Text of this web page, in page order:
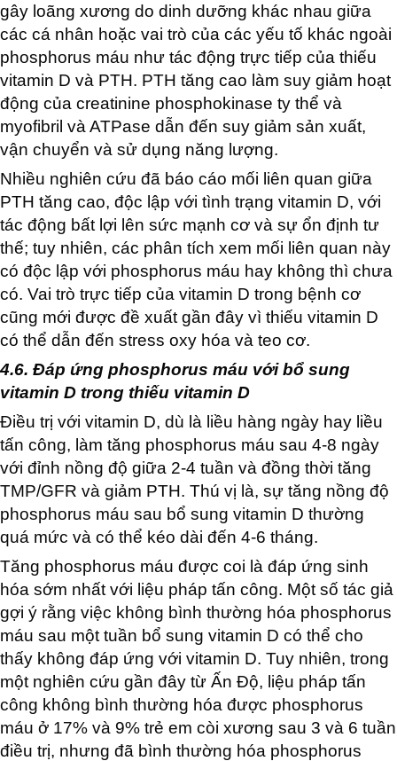
gây loãng xương do dinh dưỡng khác nhau giữa
các cá nhân hoặc vai trò của các yếu tố khác ngoài
phosphorus máu như tác động trực tiếp của thiếu
vitamin D và PTH. PTH tăng cao làm suy giảm hoạt
động của creatinine phosphokinase ty thể và
myofibril và ATPase dẫn đến suy giảm sản xuất,
vận chuyển và sử dụng năng lượng.
Nhiều nghiên cứu đã báo cáo mối liên quan giữa
PTH tăng cao, độc lập với tình trạng vitamin D, với
tác động bất lợi lên sức mạnh cơ và sự ổn định tư
thế; tuy nhiên, các phân tích xem mối liên quan này
có độc lập với phosphorus máu hay không thì chưa
có. Vai trò trực tiếp của vitamin D trong bệnh cơ
cũng mới được đề xuất gần đây vì thiếu vitamin D
có thể dẫn đến stress oxy hóa và teo cơ.
4.6. Đáp ứng phosphorus máu với bổ sung
vitamin D trong thiếu vitamin D
Điều trị với vitamin D, dù là liều hàng ngày hay liều
tấn công, làm tăng phosphorus máu sau 4-8 ngày
với đỉnh nồng độ giữa 2-4 tuần và đồng thời tăng
TMP/GFR và giảm PTH. Thú vị là, sự tăng nồng độ
phosphorus máu sau bổ sung vitamin D thường
quá mức và có thể kéo dài đến 4-6 tháng.
Tăng phosphorus máu được coi là đáp ứng sinh
hóa sớm nhất với liệu pháp tấn công. Một số tác giả
gợi ý rằng việc không bình thường hóa phosphorus
máu sau một tuần bổ sung vitamin D có thể cho
thấy không đáp ứng với vitamin D. Tuy nhiên, trong
một nghiên cứu gần đây từ Ấn Độ, liệu pháp tấn
công không bình thường hóa được phosphorus
máu ở 17% và 9% trẻ em còi xương sau 3 và 6 tuần
điều trị, nhưng đã bình thường hóa phosphorus